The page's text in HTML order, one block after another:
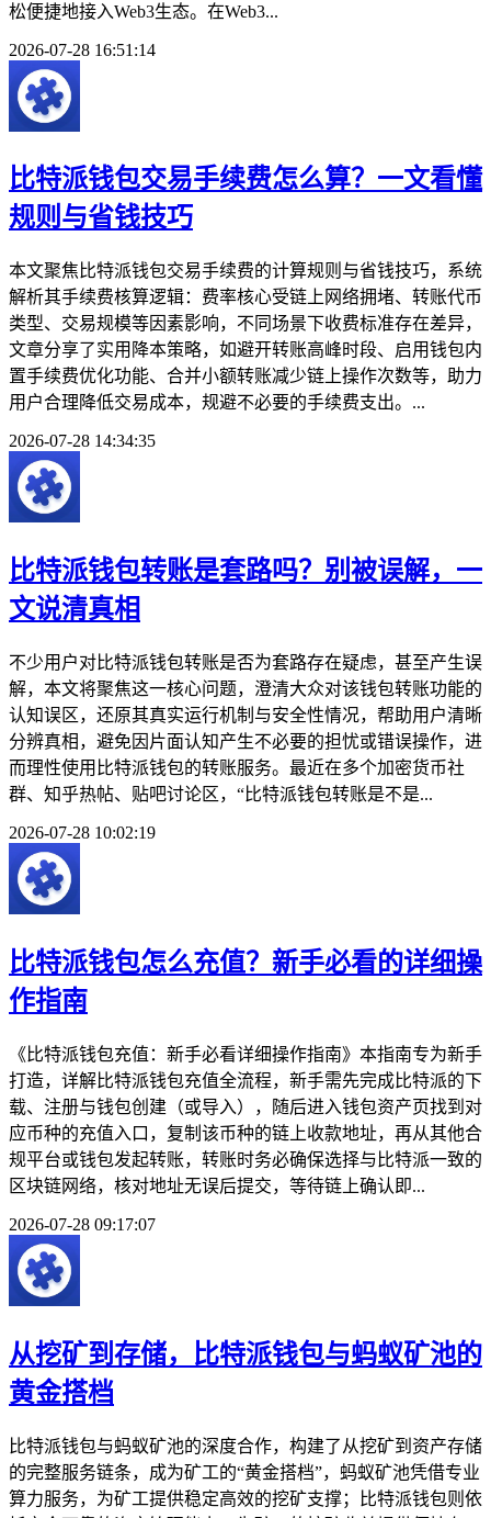
松便捷地接入Web3生态。在Web3...
2026-07-28 16:51:14
比特派钱包交易手续费怎么算？一文看懂
规则与省钱技巧
本文聚焦比特派钱包交易手续费的计算规则与省钱技巧，系统
解析其手续费核算逻辑：费率核心受链上网络拥堵、转账代币
类型、交易规模等因素影响，不同场景下收费标准存在差异，
文章分享了实用降本策略，如避开转账高峰时段、启用钱包内
置手续费优化功能、合并小额转账减少链上操作次数等，助力
用户合理降低交易成本，规避不必要的手续费支出。...
2026-07-28 14:34:35
比特派钱包转账是套路吗？别被误解，一
文说清真相
不少用户对比特派钱包转账是否为套路存在疑虑，甚至产生误
解，本文将聚焦这一核心问题，澄清大众对该钱包转账功能的
认知误区，还原其真实运行机制与安全性情况，帮助用户清晰
分辨真相，避免因片面认知产生不必要的担忧或错误操作，进
而理性使用比特派钱包的转账服务。最近在多个加密货币社
群、知乎热帖、贴吧讨论区，“比特派钱包转账是不是...
2026-07-28 10:02:19
比特派钱包怎么充值？新手必看的详细操
作指南
《比特派钱包充值：新手必看详细操作指南》本指南专为新手
打造，详解比特派钱包充值全流程，新手需先完成比特派的下
载、注册与钱包创建（或导入），随后进入钱包资产页找到对
应币种的充值入口，复制该币种的链上收款地址，再从其他合
规平台或钱包发起转账，转账时务必确保选择与比特派一致的
区块链网络，核对地址无误后提交，等待链上确认即...
2026-07-28 09:17:07
从挖矿到存储，比特派钱包与蚂蚁矿池的
黄金搭档
比特派钱包与蚂蚁矿池的深度合作，构建了从挖矿到资产存储
的完整服务链条，成为矿工的“黄金搭档”，蚂蚁矿池凭借专业
算力服务，为矿工提供稳定高效的挖矿支撑；比特派钱包则依